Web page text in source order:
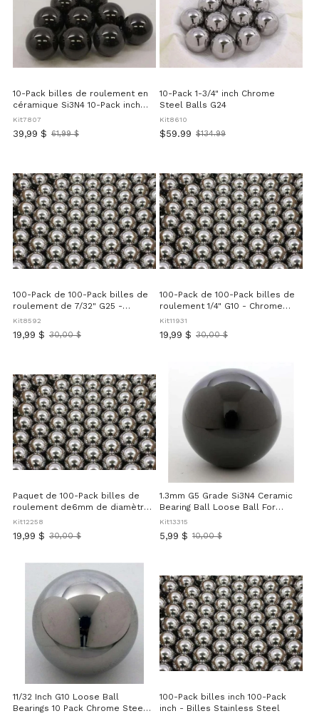
10-Pack billes de roulement en
céramique Si3N4 10-Pack inch
9,525 mm - G5
Kit7807
39,99 $
Ancien
61,99 $
10-Pack 1-3/4" inch Chrome
Steel Balls G24
Kit8610
$59.99
Old
$134.99
100-Pack de 100-Pack billes de
roulement de 7/32" G25 -
Chrome Steel
Kit8592
19,99 $
Ancien
30,00 $
100-Pack de 100-Pack billes de
roulement 1/4" G10 - Chrome
Steel
Kit11931
19,99 $
Ancien
30,00 $
Paquet de 100-Pack billes de
roulement de6mm de diamètre
- G10 - Chrome Steel
Kit12258
19,99 $
Ancien
30,00 $
1.3mm G5 Grade Si3N4 Ceramic
Bearing Ball Loose Ball For
Precision Bearings And Bicycle
Hubs 3/64 Inch Diameter High
Strength Silicon Nitride Ball For
Kit13315
5,99 $
Ancien 10,00 $
11/32 Inch G10 Loose Ball
Bearings 10 Pack Chrome Steel
100-Pack billes inch 100-Pack
inch - Billes Stainless Steel